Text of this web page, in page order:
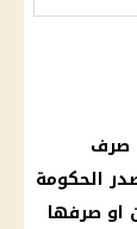
صرف
الحكومة
او صرفها